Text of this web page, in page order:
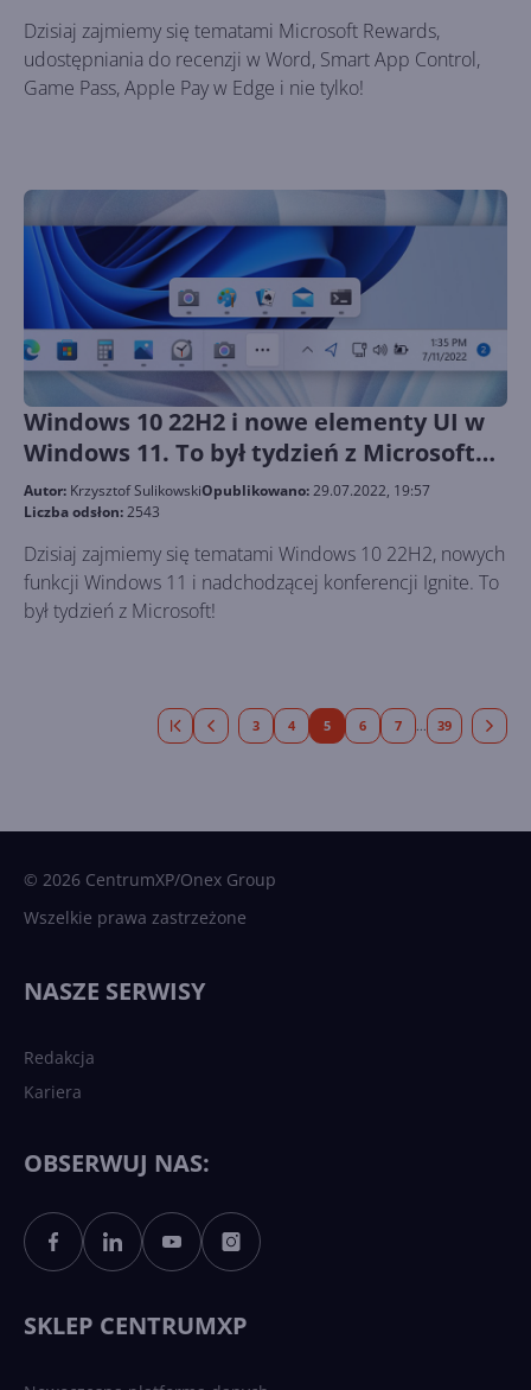
Dzisiaj zajmiemy się tematami Microsoft Rewards,
udostępniania do recenzji w Word, Smart App Control,
Game Pass, Apple Pay w Edge i nie tylko!
Windows 10 22H2 i nowe elementy UI w
Windows 11. To był tydzień z Microsoft
228
Autor: Krzysztof SulikowskiOpublikowano:29.07.2022, 19:57
Liczba odsłon:2543
Dzisiaj zajmiemy się tematami Windows 10 22H2, nowych
funkcji Windows 11 i nadchodzącej konferencji Ignite. To
był tydzień z Microsoft!
3 4 5 6 7 ... 39
© 2026 CentrumXP/Onex Group
Wszelkie prawa zastrzeżone
NASZE SERWISY
Redakcja
Kariera
OBSERWUJ NAS:
SKLEP CENTRUMXP